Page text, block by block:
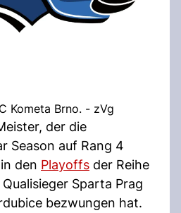
Kometa Brno. - zVg
der die
Season auf Rang 4
den Playoffs der Reihe
Sparta Prag
bezwungen hat.